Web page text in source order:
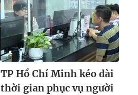
TP Hồ Chí Minh kéo dài
thời gian phục vụ người